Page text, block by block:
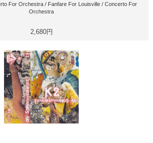
For Orchestra / Fanfare For Louisville / Concerto For
Orchestra
2,680円